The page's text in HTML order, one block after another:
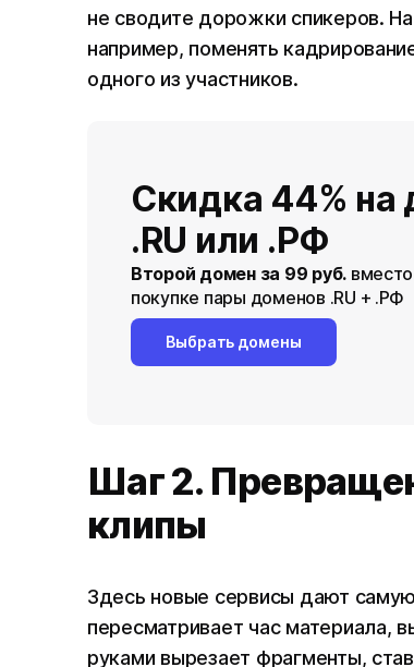
не сводите дорожки спикеров.
например, поменять
одного из участников.
Скидка 44% на
.RU или .РФ
Второй домен за 99 руб.
покупке пары доменов .RU + .РФ
Выбрать домены
Шаг 2.
клипы
Здесь новые сервисы дают
пересматривает час материала,
руками вырезает фрагменты,